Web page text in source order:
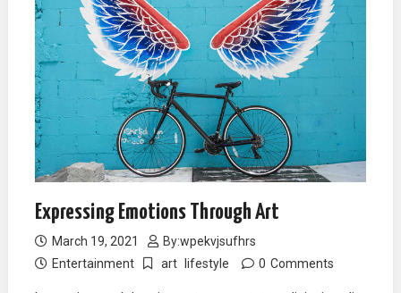
Expressing Emotions Through Art
March 19, 2021 By:wpekvjsufhrs
Entertainment
art lifestyle 0 Comments